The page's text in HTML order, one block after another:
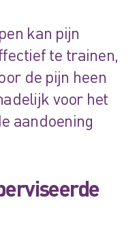
kan pijn
te trainen,
de pijn heen
voor het
aandoening